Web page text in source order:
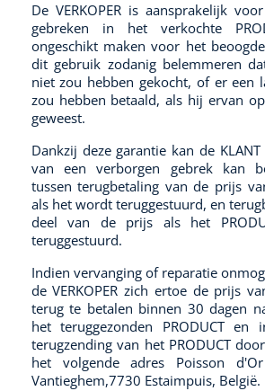
De VERKOPER is aansprakelijk
gebreken in het verkochte
ongeschikt maken voor het
dit gebruik zodanig belemmeren
niet zou hebben gekocht, of er een
zou hebben betaald, als hij ervan
geweest.
Dankzij deze garantie kan de
van een verborgen gebrek kan
tussen terugbetaling van de prijs
als het wordt teruggestuurd, en
deel van de prijs als het
teruggestuurd.
Indien vervanging of reparatie
de VERKOPER zich ertoe de prijs
terug te betalen binnen 30 dagen
het teruggezonden PRODUCT
terugzending van het PRODUCT
het volgende adres Poisson
Vantieghem,7730 Estaimpuis, België.